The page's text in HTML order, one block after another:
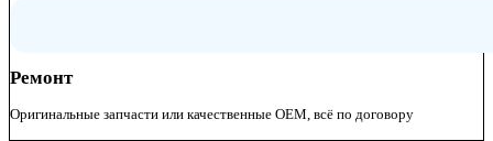
Ремонт
Оригинальные запчасти или качественные OEM, всё по договору